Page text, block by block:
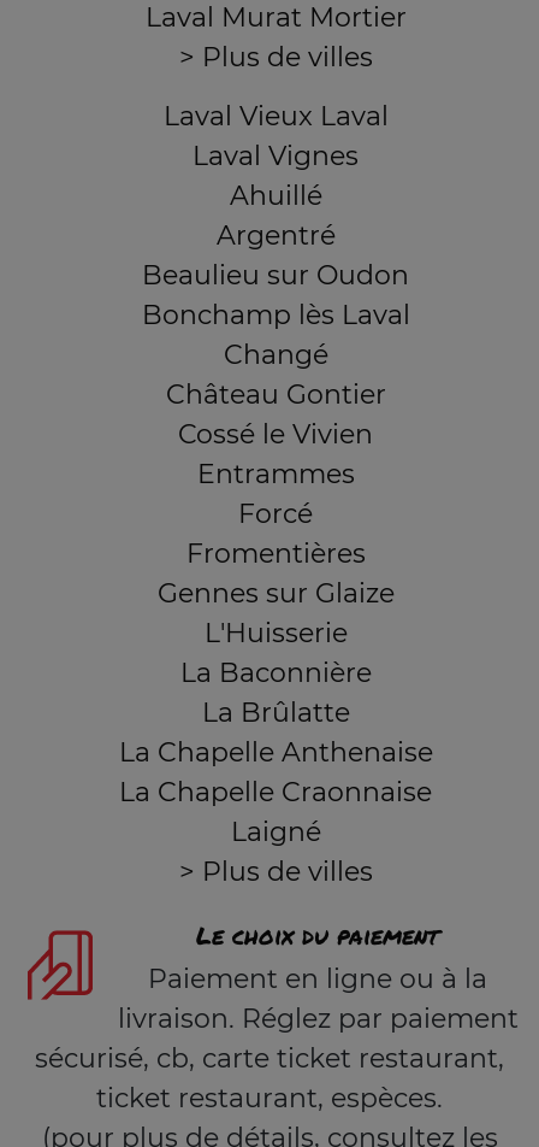
Laval Murat Mortier
> Plus de villes
Laval Vieux Laval
Laval Vignes
Ahuillé
Argentré
Beaulieu sur Oudon
Bonchamp lès Laval
Changé
Château Gontier
Cossé le Vivien
Entrammes
Forcé
Fromentières
Gennes sur Glaize
L'Huisserie
La Baconnière
La Brûlatte
La Chapelle Anthenaise
La Chapelle Craonnaise
Laigné
> Plus de villes
Le choix du paiement
Paiement en ligne ou à la
livraison. Réglez par paiement
sécurisé, cb, carte ticket restaurant,
ticket restaurant, espèces.
(pour plus de détails, consultez les